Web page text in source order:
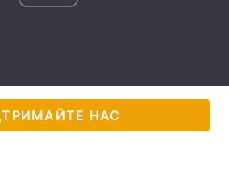
НАС